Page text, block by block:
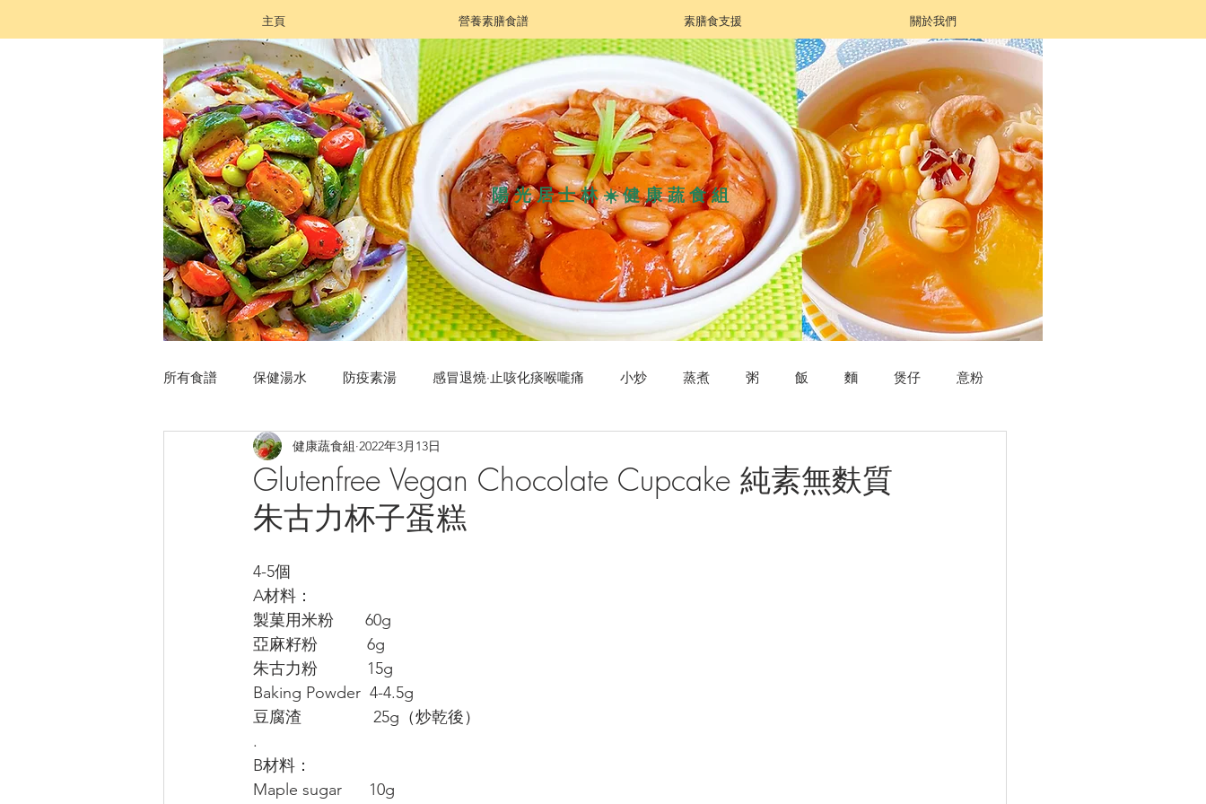
主頁 營養素膳食譜 素膳食支援 關於我們
陽光居士林☀️健康蔬食組
所有食譜 保健湯水 防疫素湯 感冒退燒·止咳化痰喉嚨痛 小炒 蒸煮 粥 飯 麵 煲仔 意粉
烤焗菜式 日式料理
補鈣蛋白質B12 養肝潤肺養胃
Glutenfree Vegan Chocolate Cupcake 純素無麩質
朱古力杯子蛋糕
健康蔬食組 2022年3月13日
4-5個
A材料：
製菓用米粉       60g
亞麻籽粉           6g
朱古力粉           15g
Baking Powder  4-4.5g
豆腐渣                25g（炒乾後）
.
B材料：
Maple sugar      10g